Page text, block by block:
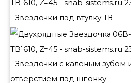
Звездочки под втулку ТВ
Звездочки с каленым зубом
отверстием под шпонку